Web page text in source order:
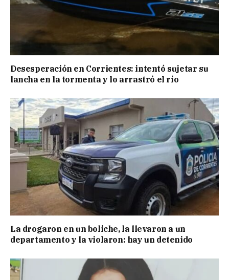
Desesperación en Corrientes: intentó sujetar su
lancha en la tormenta y lo arrastró el río
La drogaron en un boliche, la llevaron a un
departamento y la violaron: hay un detenido